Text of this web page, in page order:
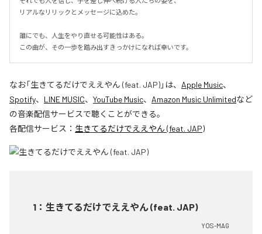
リアルなリリックとメッセージに込めた。
誰にでも、人生をやり直せる可能性はある。
この曲が、その一歩を踏み出すきっかけになれば幸いです。
なお「生きてるだけでええやん (feat. JAP)」は、 Apple Music、
Spotify、 LINE MUSIC、 YouTube Music、 Amazon Music Unlimitedなど
の音楽配信サービスで聴くことができる。
各配信サービス： 生きてるだけでええやん (feat. JAP)
1 ： 生きてるだけでええやん (feat. JAP)
YOS-MAG